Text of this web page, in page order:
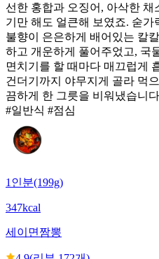
선한 홍합과 오징어, 아삭한 채
기만 해도 얼큰해 보였죠. 숟가
불향이 은은하게 배어있는 칼
하고 개운하게 풀어주었고, 국
면치기를 할 때마다 매끄럽게
건더기까지 야무지게 골라 먹
끔하게 한 그릇을 비워냈습니
#일반식 #점심
1인분(199g)
347kcal
세이면 짬뽕